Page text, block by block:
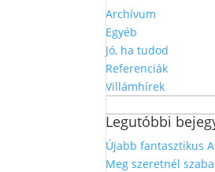
Archívum
Egyéb
Jó, ha tudod
Referenciák
Villámhírek
Legutóbbi
Újabb fantasztikus
Meg szeretnél